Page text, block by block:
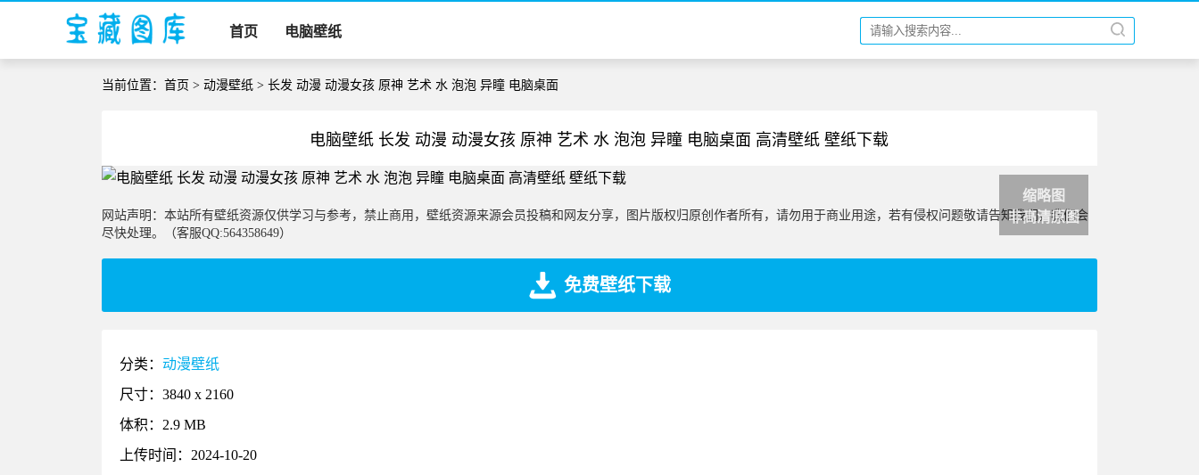
首页 电脑壁纸
当前位置：首页 >动漫壁纸 > 长发 动漫 动漫女孩 原神 艺术 水 泡泡 异瞳 电脑桌面
电脑壁纸 长发 动漫 动漫女孩 原神 艺术 水 泡泡 异瞳 电脑桌面 高清壁纸 壁纸下载
缩略图
非高清原图
网站声明：本站所有壁纸资源仅供学习与参考，禁止商用，壁纸资源来源会员投稿和网友分享，图片版权归原创作者所有，请勿用于商业用途，若有侵权问题敬请告知我们，我们会
尽快处理。（客服QQ:564358649）
免费壁纸下载
分类：动漫壁纸
尺寸：3840 x 2160
体积：2.9 MB
上传时间：2024-10-20